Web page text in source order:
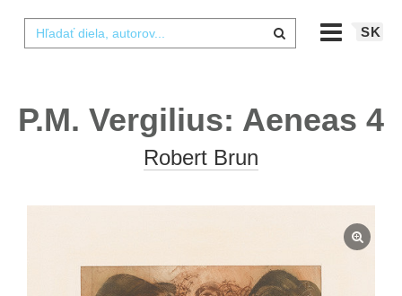
SK
P.M. Vergilius: Aeneas 4
Robert Brun